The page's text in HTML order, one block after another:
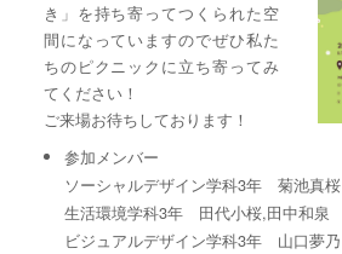
き」を持ち寄ってつくられた空
間になっていますのでぜひ私た
ちのピクニックに立ち寄ってみ
てください！
ご来場お待ちしております！
参加メンバー
ソーシャルデザイン学科3年 菊池真桜
生活環境学科3年 田代小桜,田中和泉
ビジュアルデザイン学科3年 山口夢乃